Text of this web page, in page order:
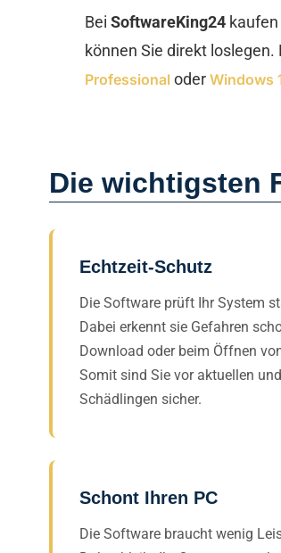
Bei SoftwareKing24kaufen
können Sie direkt
Professional oder Windows
Die wichtigsten
Echtzeit-Schutz
Die Software prüft Ihr System
Dabei erkennt sie Gefahren
Download oder beim Öffnen
Somit sind Sie vor aktuellen
Schädlingen sicher.
Schont Ihren PC
Die Software braucht wenig